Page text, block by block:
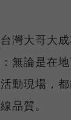
灣大哥大
無論是在地
動現場，都
品質。